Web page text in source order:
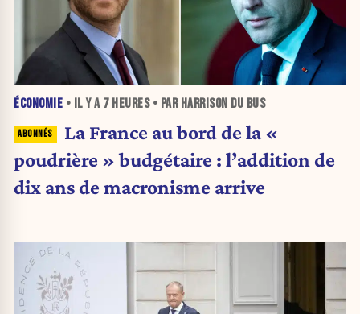
ÉCONOMIE • IL Y A 7 HEURES• PAR HARRISON DU BUS
La France au bord de la «
poudrière » budgétaire : l’addition de
dix ans de macronisme arrive